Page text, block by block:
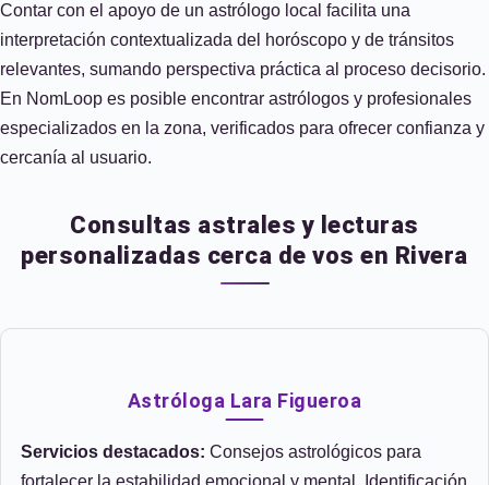
Contar con el apoyo de un astrólogo local facilita una
interpretación contextualizada del horóscopo y de tránsitos
relevantes, sumando perspectiva práctica al proceso decisorio.
En NomLoop es posible encontrar astrólogos y profesionales
especializados en la zona, verificados para ofrecer confianza y
cercanía al usuario.
Consultas astrales y lecturas
personalizadas cerca de vos en Rivera
Astróloga Lara Figueroa
Servicios destacados: Consejos astrológicos para
fortalecer la estabilidad emocional y mental, Identificación